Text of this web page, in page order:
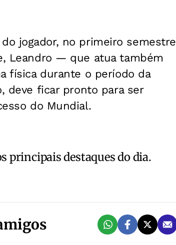
jogador, no primeiro semestre
Leandro — que atua também
física durante o período da
deve ficar pronto para ser
do Mundial.
principais destaques do dia.